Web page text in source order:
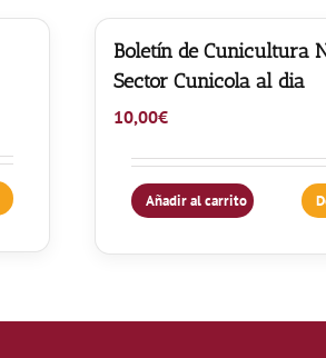
Boletín de Cunicultura
Sector Cunicola al dia
10,00€
Añadir al carrito